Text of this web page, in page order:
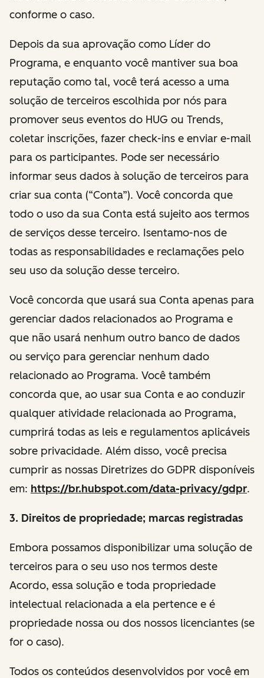
conforme o caso.
Depois da sua aprovação como Líder do
Programa, e enquanto você mantiver sua boa
reputação como tal, você terá acesso a uma
solução de terceiros escolhida por nós para
promover seus eventos do HUG ou Trends,
coletar inscrições, fazer check-ins e enviar e-mail
para os participantes. Pode ser necessário
informar seus dados à solução de terceiros para
criar sua conta (“Conta”). Você concorda que
todo o uso da sua Conta está sujeito aos termos
de serviços desse terceiro. Isentamo-nos de
todas as responsabilidades e reclamações pelo
seu uso da solução desse terceiro.
Você concorda que usará sua Conta apenas para
gerenciar dados relacionados ao Programa e
que não usará nenhum outro banco de dados
ou serviço para gerenciar nenhum dado
relacionado ao Programa. Você também
concorda que, ao usar sua Conta e ao conduzir
qualquer atividade relacionada ao Programa,
cumprirá todas as leis e regulamentos aplicáveis
sobre privacidade. Além disso, você precisa
cumprir as nossas Diretrizes do GDPR disponíveis
em: https://br.hubspot.com/data-privacy/gdpr.
3. Direitos de propriedade; marcas registradas
Embora possamos disponibilizar uma solução de
terceiros para o seu uso nos termos deste
Acordo, essa solução e toda propriedade
intelectual relacionada a ela pertence e é
propriedade nossa ou dos nossos licenciantes (se
for o caso).
Todos os conteúdos desenvolvidos por você em